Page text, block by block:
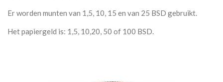
Er worden munten van 1,5, 10, 15 en van 25 BSD gebruikt.
Het papiergeld is: 1,5, 10,20, 50 of 100 BSD.